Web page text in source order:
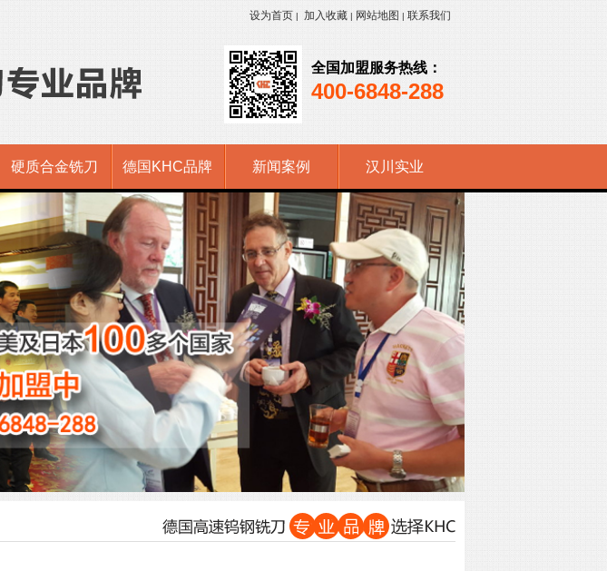
设为首页 | 加入收藏 | 网站地图 | 联系我们
全国加盟服务热线：
400-6848-288
硬质合金铣刀 德国KHC品牌 新闻案例 汉川实业